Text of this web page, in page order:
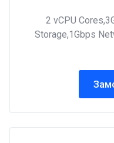
2 vCPU
Storage,1Gbps